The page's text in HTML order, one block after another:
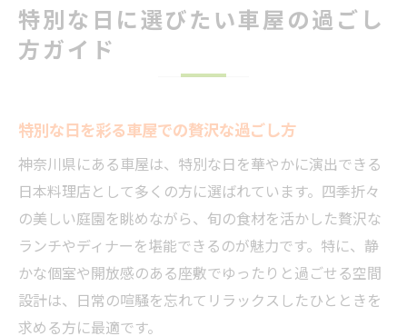
特別な日に選びたい車屋の過ごし
方ガイド
特別な日を彩る車屋での贅沢な過ごし方
神奈川県にある車屋は、特別な日を華やかに演出できる
日本料理店として多くの方に選ばれています。四季折々
の美しい庭園を眺めながら、旬の食材を活かした贅沢な
ランチやディナーを堪能できるのが魅力です。特に、静
かな個室や開放感のある座敷でゆったりと過ごせる空間
設計は、日常の喧騒を忘れてリラックスしたひとときを
求める方に最適です。